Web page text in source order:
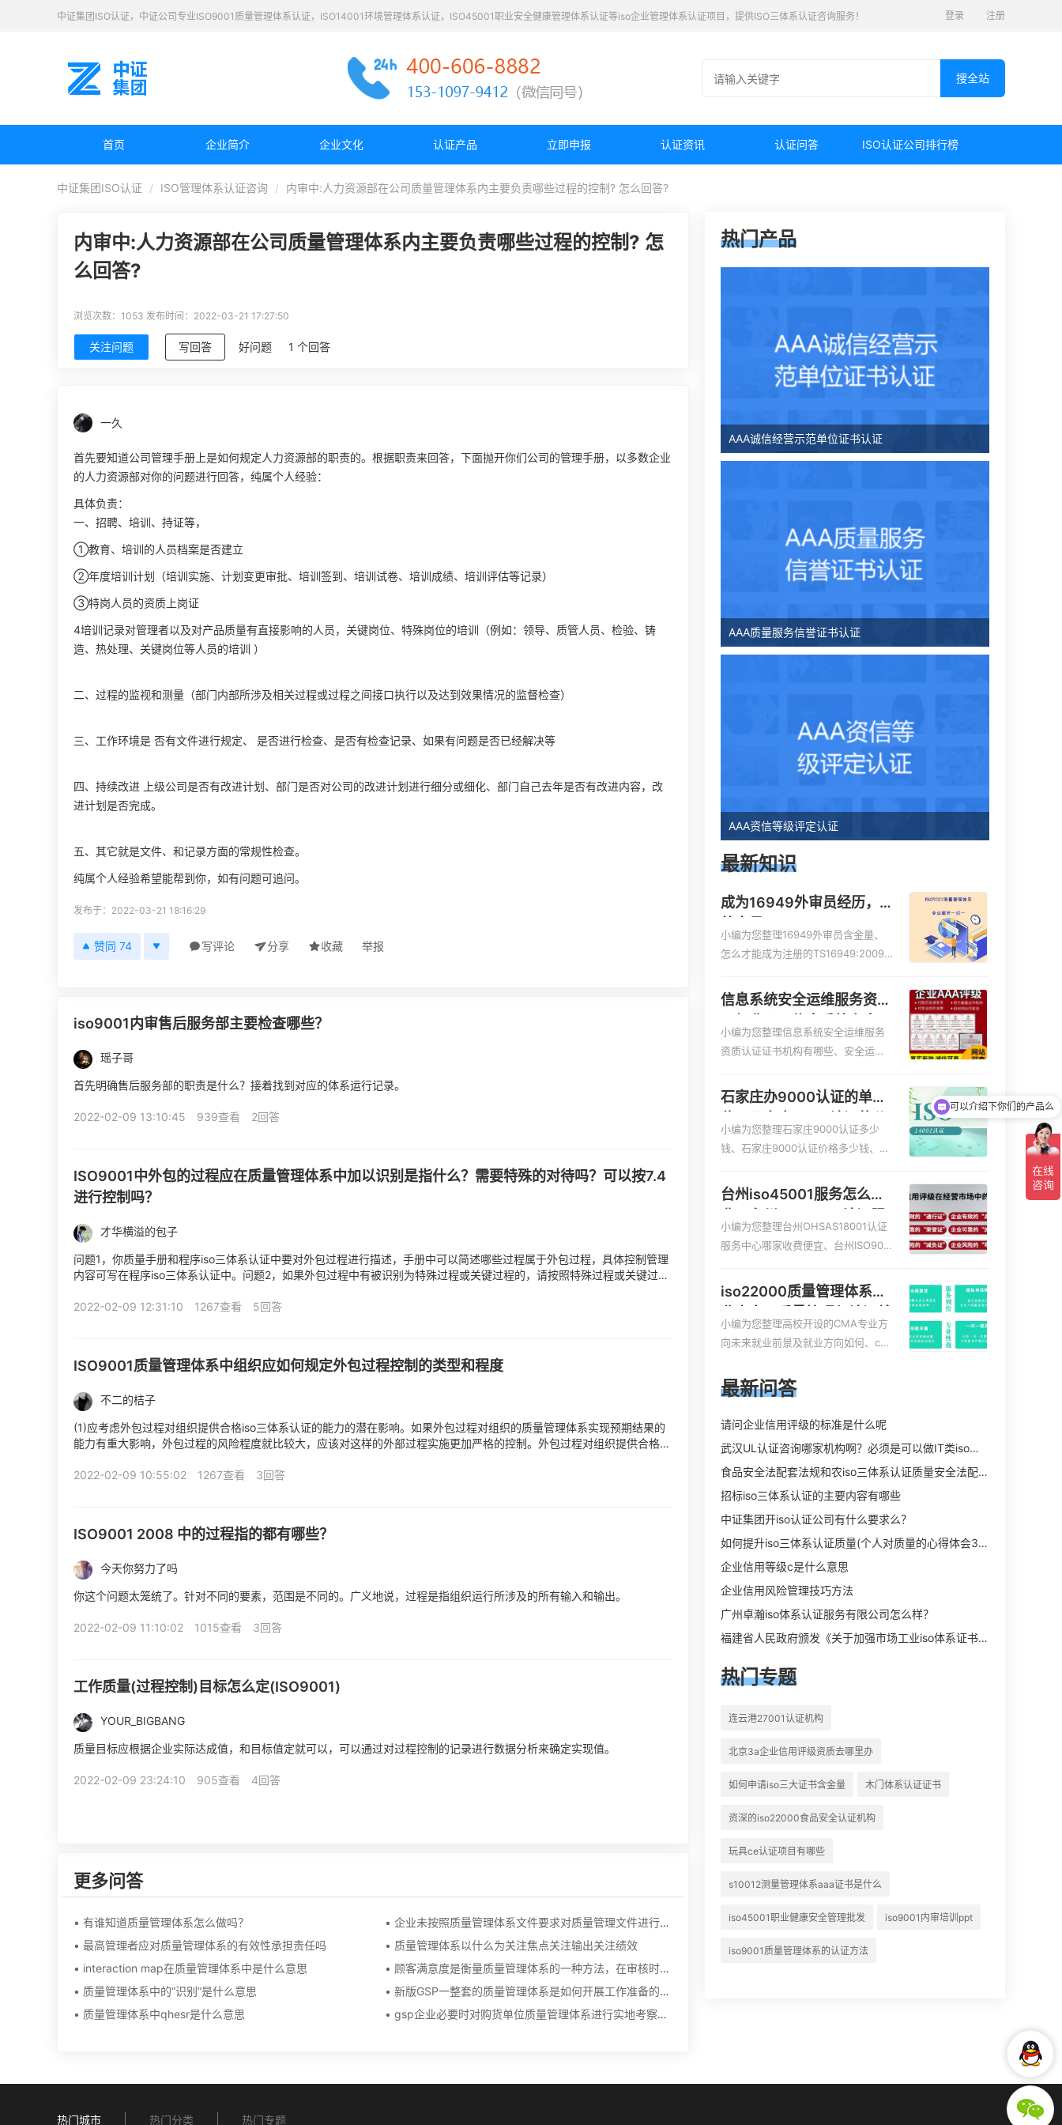
中证集团ISO认证，中证公司专业ISO9001质量管理体系认证，ISO14001环境管理体系认证，ISO45001职业安全健康管理体系认证等iso企业管理体系认证项目，提供ISO三体系认证咨询服务！ 登录 注册
首页 企业简介 企业文化 认证产品 立即申报 认证资讯 认证问答 ISO认证公司排行榜
中证集团ISO认证 ISO管理体系认证咨询 内审中:人力资源部在公司质量管理体系内主要负责哪些过程的控制? 怎么回答?
内审中:人力资源部在公司质量管理体系内主要负责哪些过程的控制? 怎
么回答?
浏览次数：1053 发布时间：2022-03-21 17:27:50
关注问题 写回答 好问题 1 个回答
一久
首先要知道公司管理手册上是如何规定人力资源部的职责的。根据职责来回答，下面抛开你们公司的管理手册，以多数企业
的人力资源部对你的问题进行回答，纯属个人经验：
具体负责：
一、招聘、培训、持证等，
①教育、培训的人员档案是否建立
②年度培训计划（培训实施、计划变更审批、培训签到、培训试卷、培训成绩、培训评估等记录）
③特岗人员的资质上岗证
4培训记录对管理者以及对产品质量有直接影响的人员，关键岗位、特殊岗位的培训（例如：领导、质管人员、检验、铸
造、热处理、关键岗位等人员的培训 ）
二、过程的监视和测量（部门内部所涉及相关过程或过程之间接口执行以及达到效果情况的监督检查）
三、工作环境是 否有文件进行规定、 是否进行检查、是否有检查记录、如果有问题是否已经解决等
四、持续改进 上级公司是否有改进计划、部门是否对公司的改进计划进行细分或细化、部门自己去年是否有改进内容，改
进计划是否完成。
五、其它就是文件、和记录方面的常规性检查。
纯属个人经验希望能帮到你，如有问题可追问。
发布于：2022-03-21 18:16:29
赞同 74 写评论 分享 收藏 举报
iso9001内审售后服务部主要检查哪些？
瑶子哥
首先明确售后服务部的职责是什么？接着找到对应的体系运行记录。
2022-02-09 13:10:45 939查看 2回答
ISO9001中外包的过程应在质量管理体系中加以识别是指什么？需要特殊的对待吗？可以按7.4
进行控制吗？
才华横溢的包子
问题1，你质量手册和程序iso三体系认证中要对外包过程进行描述，手册中可以简述哪些过程属于外包过程，具体控制管理
内容可写在程序iso三体系认证中。问题2，如果外包过程中有被识别为特殊过程或关键过程的，请按照特殊过程或关键过程
2022-02-09 12:31:10
1267查看 5回答
ISO9001质量管理体系中组织应如何规定外包过程控制的类型和程度
不二的桔子
(1)应考虑外包过程对组织提供合格iso三体系认证的能力的潜在影响。如果外包过程对组织的质量管理体系实现预期结果的
能力有重大影响，外包过程的风险程度就比较大，应该对这样的外部过程实施更加严格的控制。外包过程对组织提供合格
2022-02-09 10:55:02
1267查看 3回答
ISO9001 2008 中的过程指的都有哪些？
今天你努力了吗
你这个问题太笼统了。针对不同的要素，范围是不同的。广义地说，过程是指组织运行所涉及的所有输入和输出。
2022-02-09 11:10:02 1015查看 3回答
工作质量(过程控制)目标怎么定(ISO9001)
YOUR_BIGBANG
质量目标应根据企业实际达成值，和目标值定就可以，可以通过对过程控制的记录进行数据分析来确定实现值。
2022-02-09 23:24:10 905查看 4回答
更多问答
• 有谁知道质量管理体系怎么做吗？
• 最高管理者应对质量管理体系的有效性承担责任吗
• interaction map在质量管理体系中是什么意思
• 质量管理体系中的“识别”是什么意思
• 质量管理体系中qhesr是什么意思
• 企业未按照质量管理体系文件要求对质量管理文件进行修改，这个怎么修改，请网友告诉。谢谢
• 质量管理体系以什么为关注焦点关注输出关注绩效
• 顾客满意度是衡量质量管理体系的一种方法，在审核时你要收集哪些证据？
• 新版GSP一整套的质量管理体系是如何开展工作准备的？全是纸质文件吗？
• gsp企业必要时对购货单位质量管理体系进行实地考察，什么是必要时
热门产品
AAA诚信经营示范单位证书认证
AAA质量服务信誉证书认证
AAA资信等级评定认证
最新知识
成为16949外审员经历，
小编为您整理16949外审员含金量、
怎么才能成为注册的TS16949:2009
过不了解具体情况、iso9000外审
员、SA8000外审员培训相关iso体系
认证知识，详情可查看下方正文！
信息系统安全运维服务资质
维服务资质二级
小编为您整理信息系统安全运维服务
资质认证证书机构有哪些、安全运维
服务资质哪家便宜、安全运维服务资
质认证哪家效率高、信息系统安全集
成服务资质认证的申请书相关iso体系
认证知识，详情可查看下方正文！
石家庄办9000认证的单
司
小编为您整理石家庄9000认证多少
钱、石家庄9000认证价格多少钱、石
00认证价格贵吗、石家庄9000认证费
用大概多钱相关iso体系认证知识，详
情可查看下方正文！
台州iso45001服务怎么收
务怎么收费
小编为您整理台州OHSAS18001认证
服务中心哪家收费便宜、台州ISO900
E认证,台州机械机电CE认证、CE认证
怎么收费、温州科普ISO45001职业健
康安全管理体系认证收费标准是什么
相关iso体系认证知识，详情可查看下
iso22000质量管理体系就
业方向
小编为您整理高校开设的CMA专业方
向未来就业前景及就业方向如何、cm
的就业方向、cpa和cma未来就业方
向、大学生考完cma，就哪些就业方
向相关iso体系认证知识，详情可查看
最新问答
请问企业信用评级的标准是什么呢
武汉UL认证咨询哪家机构啊？必须是可以做IT类iso三体系认证UL认证的机构？
食品安全法配套法规和农iso三体系认证质量安全法配套法规分别是什么？
招标iso三体系认证的主要内容有哪些
中证集团开iso认证公司有什么要求么？
如何提升iso三体系认证质量(个人对质量的心得体会300字)
企业信用等级c是什么意思
企业信用风险管理技巧方法
广州卓瀚iso体系认证服务有限公司怎么样？
福建省人民政府颁发《关于加强市场工业iso体系证书质量监督检验与管理的暂行规定》的通知
热门专题
连云港27001认证机构
北京3a企业信用评级资质去哪里办
如何申请iso三大证书含金量 木门体系认证证书
资深的iso22000食品安全认证机构
玩具ce认证项目有哪些
s10012测量管理体系aaa证书是什么
iso45001职业健康安全管理批发 iso9001内审培训ppt
iso9001质量管理体系的认证方法
热门城市 热门分类 热门专题
可以介绍下你们的产品么